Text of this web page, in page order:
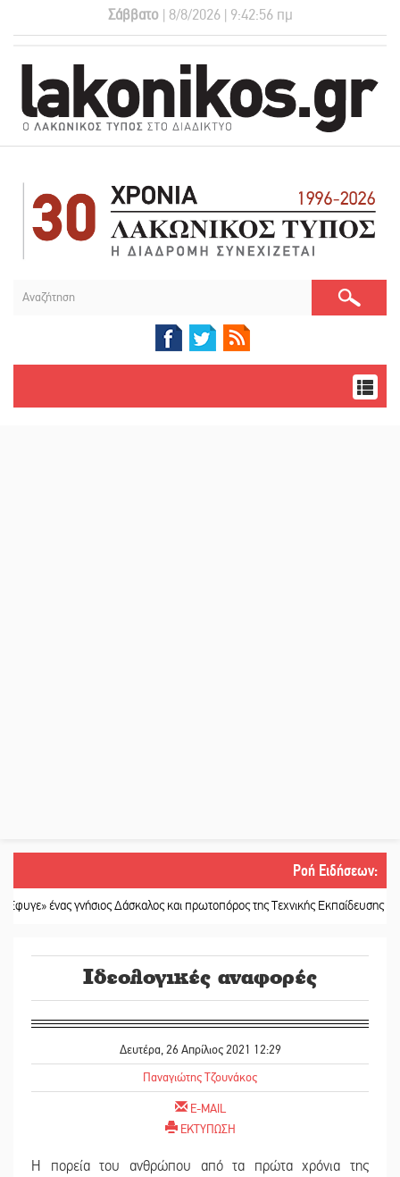
Σάββατο| 8/8/2026 | 9:42:57 πμ
Ροή Ειδήσεων:
γνήσιος Δάσκαλος και πρωτοπόρος της Τεχνικής Εκπαίδευσης στη Λακωνία
Ιδεολογικές αναφορές
Δευτέρα, 26 Απρίλιος 2021 12:29
Παναγιώτης Τζουνάκος
E-MAIL
ΕΚΤΥΠΩΣΗ
Η πορεία του ανθρώπου από τα πρώτα χρόνια της